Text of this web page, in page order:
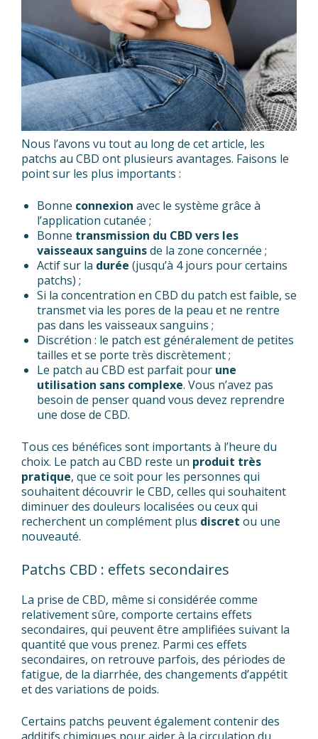
Nous l’avons vu tout au long de cet article, les
patchs au CBD ont plusieurs avantages. Faisons le
point sur les plus importants :
Bonne connexion avec le système grâce à
l’application cutanée ;
Bonne transmission du CBD vers les
vaisseaux sanguinsde la zone concernée ;
Actif sur la durée (jusqu’à 4 jours pour certains
patchs) ;
Si la concentration en CBD du patch est faible, se
transmet via les pores de la peau et ne rentre
pas dans les vaisseaux sanguins ;
Discrétion : le patch est généralement de petites
tailles et se porte très discrètement ;
Le patch au CBD est parfait pour une
utilisation sans complexe. Vous n’avez pas
besoin de penser quand vous devez reprendre
une dose de CBD.
Tous ces bénéfices sont importants à l’heure du
choix. Le patch au CBD reste un produit très
pratique, que ce soit pour les personnes qui
souhaitent découvrir le CBD, celles qui souhaitent
diminuer des douleurs localisées ou ceux qui
recherchent un complément plus discret ou une
nouveauté.
Patchs CBD : effets secondaires
La prise de CBD, même si considérée comme
relativement sûre, comporte certains effets
secondaires, qui peuvent être amplifiées suivant la
quantité que vous prenez. Parmi ces effets
secondaires, on retrouve parfois, des périodes de
fatigue, de la diarrhée, des changements d’appétit
et des variations de poids.
Certains patchs peuvent également contenir des